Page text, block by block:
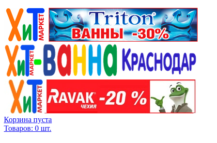
Корзина пуста
Товаров: 0 шт.